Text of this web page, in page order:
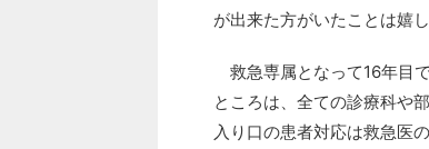
が出来た方がいたことは嬉し
救急専属となって16年目
ところは、全ての診療科や
入り口の患者対応は救急医